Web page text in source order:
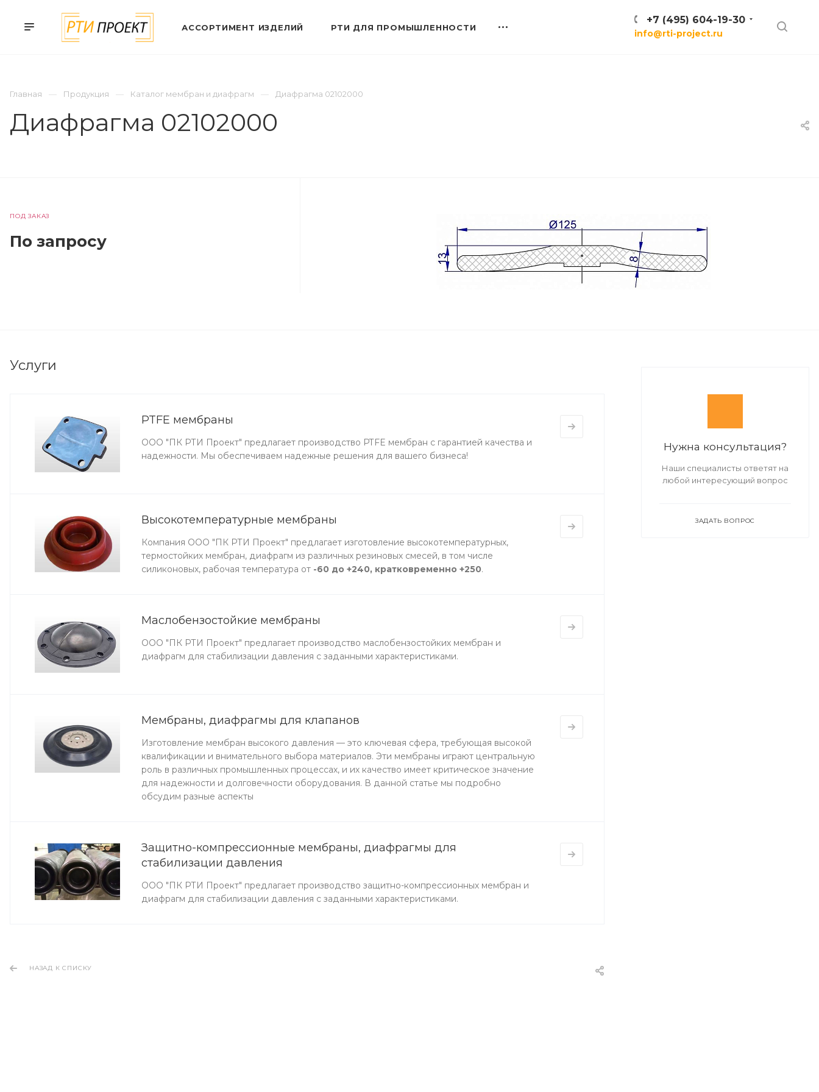
+7 (495) 604-19-30
info@rti-project.ru
АССОРТИМЕНТ ИЗДЕЛИЙ РТИ ДЛЯ ПРОМЫШЛЕННОСТИ
Главная Продукция Каталог мембран и диафрагм Диафрагма 02102000
Диафрагма 02102000
ПОД ЗАКАЗ
По запросу
Нужна консультация?
Наши специалисты ответят на
любой интересующий вопрос
ЗАДАТЬ ВОПРОС
Услуги
PTFE мембраны
ООО "ПК РТИ Проект" предлагает производство PTFE мембран с гарантией качества и
надежности. Мы обеспечиваем надежные решения для вашего бизнеса!
Высокотемпературные мембраны
Компания ООО "ПК РТИ Проект" предлагает изготовление высокотемпературных,
термостойких мембран, диафрагм из различных резиновых смесей, в том числе
силиконовых, рабочая температура от -60 до +240, кратковременно +250.
Маслобензостойкие мембраны
ООО "ПК РТИ Проект" предлагает производство маслобензостойких мембран и
диафрагм для стабилизации давления с заданными характеристиками.
Мембраны, диафрагмы для клапанов
Изготовление мембран высокого давления — это ключевая сфера, требующая высокой
квалификации и внимательного выбора материалов. Эти мембраны играют центральную
роль в различных промышленных процессах, и их качество имеет критическое значение
для надежности и долговечности оборудования. В данной статье мы подробно
обсудим разные аспекты
Защитно-компрессионные мембраны, диафрагмы для
стабилизации давления
ООО "ПК РТИ Проект" предлагает производство защитно-компрессионных мембран и
диафрагм для стабилизации давления с заданными характеристиками.
НАЗАД К СПИСКУ